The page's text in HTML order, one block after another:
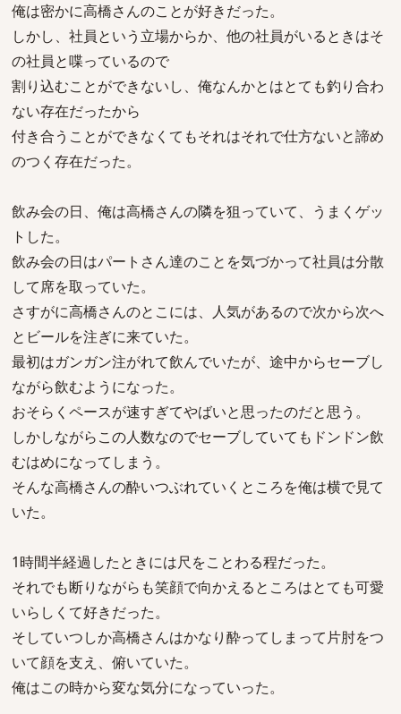
俺は密かに高橋さんのことが好きだった。
しかし、社員という立場からか、他の社員がいるときはそ
の社員と喋っているので
割り込むことができないし、俺なんかとはとても釣り合わ
ない存在だったから
付き合うことができなくてもそれはそれで仕方ないと諦め
のつく存在だった。
飲み会の日、俺は高橋さんの隣を狙っていて、うまくゲッ
トした。
飲み会の日はパートさん達のことを気づかって社員は分散
して席を取っていた。
さすがに高橋さんのとこには、人気があるので次から次へ
とビールを注ぎに来ていた。
最初はガンガン注がれて飲んでいたが、途中からセーブし
ながら飲むようになった。
おそらくペースが速すぎてやばいと思ったのだと思う。
しかしながらこの人数なのでセーブしていてもドンドン飲
むはめになってしまう。
そんな高橋さんの酔いつぶれていくところを俺は横で見て
いた。
1時間半経過したときには尺をことわる程だった。
それでも断りながらも笑顔で向かえるところはとても可愛
いらしくて好きだった。
そしていつしか高橋さんはかなり酔ってしまって片肘をつ
いて顔を支え、俯いていた。
俺はこの時から変な気分になっていった。